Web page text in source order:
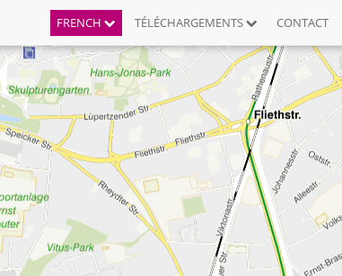
FRENCH TÉLÉCHARGEMENTS CONTACT